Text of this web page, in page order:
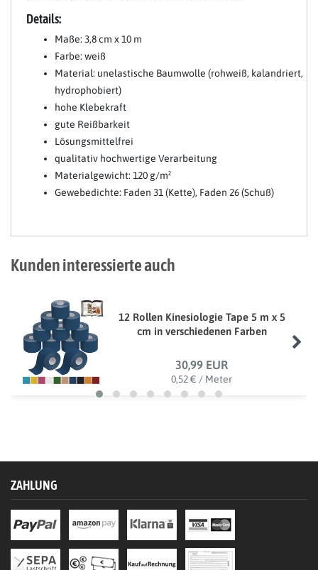
Details:
Maße: 3,8 cm x 10 m
Farbe: weiß
Material: unelastische Baumwolle (rohweiß, kalandriert,
hydrophobiert)
hohe Klebekraft
gute Reißbarkeit
Lösungsmittelfrei
qualitativ hochwertige Verarbeitung
Materialgewicht: 120 g/m²
Gewebedichte: Faden 31 (Kette), Faden 26 (Schuß)
Kunden interessierte auch
12 Rollen Kinesiologie Tape 5 m x 5
cm in verschiedenen Farben
30,99 EUR
0,52 € / Meter
ZAHLUNG